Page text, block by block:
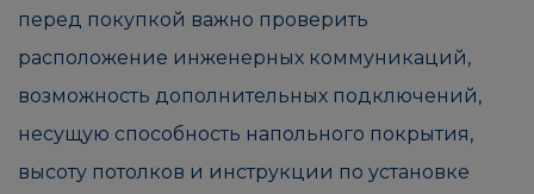
перед покупкой важно проверить
расположение инженерных коммуникаций,
возможность дополнительных подключений,
несущую способность напольного покрытия,
высоту потолков и инструкции по установке